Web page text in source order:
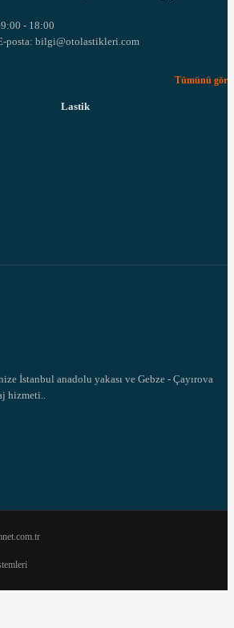
- 18:00
posta: bilgi@otolastikleri.com
Tümünü gör
Lastik
İstanbul anadolu yakası ve Gebze - Çayırova
hizmeti..